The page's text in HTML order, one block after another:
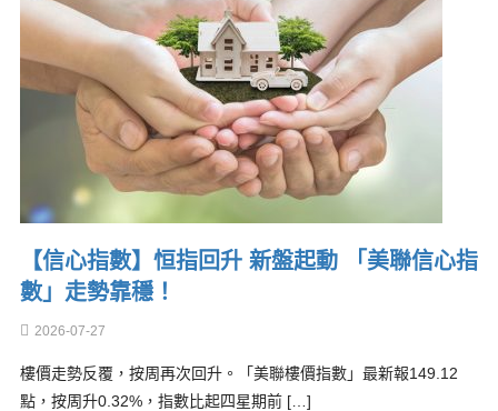
【信心指數】恒指回升 新盤起動 「美聯信心指
數」走勢靠穩！
2026-07-27
樓價走勢反覆，按周再次回升。「美聯樓價指數」最新報149.12
點，按周升0.32%，指數比起四星期前 […]